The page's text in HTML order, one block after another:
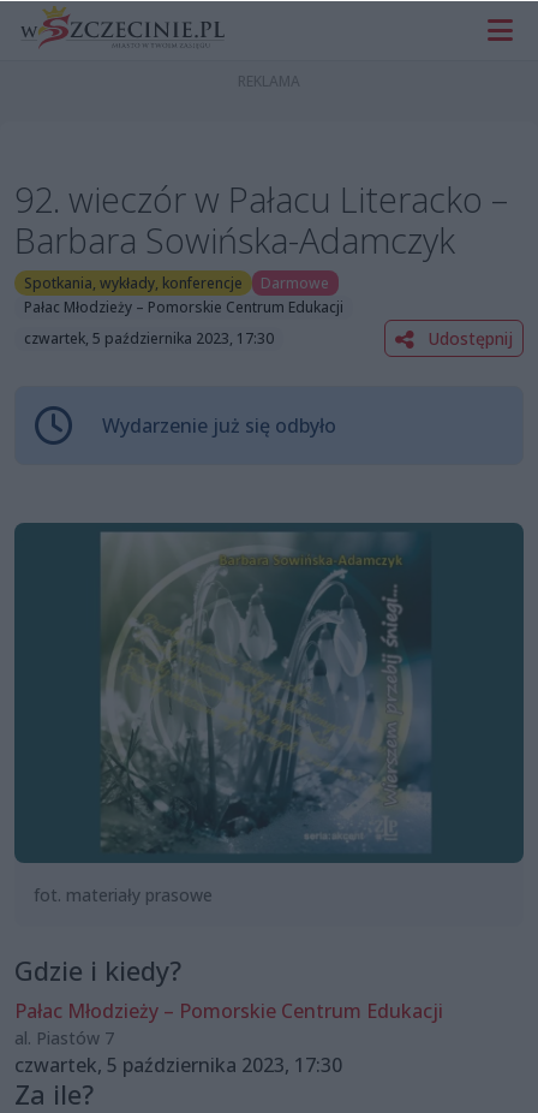
92. wieczór w Pałacu Literacko –
Barbara Sowińska-Adamczyk
Spotkania, wykłady, konferencje
Darmowe
Pałac Młodzieży – Pomorskie Centrum Edukacji
czwartek, 5 października 2023, 17:30
Udostępnij
Wydarzenie już się odbyło
fot. materiały prasowe
Gdzie i kiedy?
Pałac Młodzieży – Pomorskie Centrum Edukacji
al. Piastów 7
czwartek, 5 października 2023, 17:30
Za ile?